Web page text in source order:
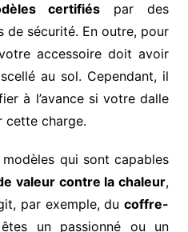
certifiés par des
de sécurité. En outre, pour
accessoire doit avoir
au sol. Cependant, il
à l’avance si votre dalle
cette charge.
qui sont capables
valeur contre la chaleur,
par exemple, ducoffre-
un passionné ou un